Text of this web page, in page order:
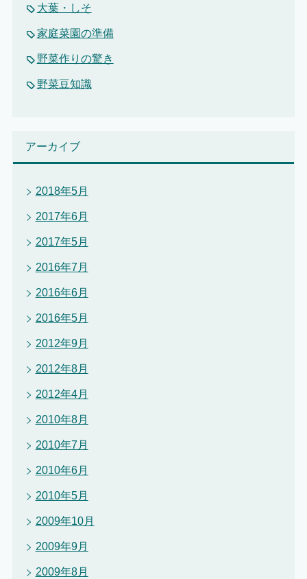
大葉・しそ
家庭菜園の準備
野菜作りの驚き
野菜豆知識
アーカイブ
2018年5月
2017年6月
2017年5月
2016年7月
2016年6月
2016年5月
2012年9月
2012年8月
2012年4月
2010年8月
2010年7月
2010年6月
2010年5月
2009年10月
2009年9月
2009年8月